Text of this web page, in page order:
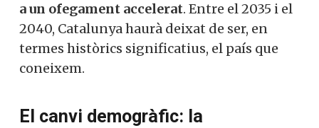
a un ofegament accelerat. Entre el 2035 i el
2040, Catalunya haurà deixat de ser, en
termes històrics significatius, el país que
coneixem.
El canvi demogràfic: la